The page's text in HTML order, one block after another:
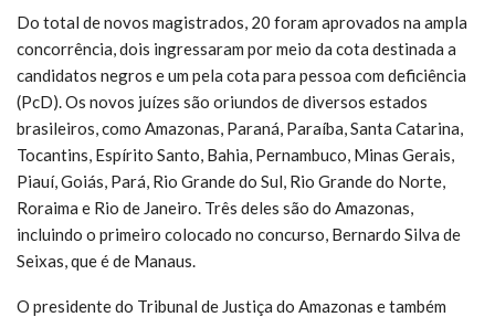
Do total de novos magistrados, 20 foram aprovados na ampla
concorrência, dois ingressaram por meio da cota destinada a
candidatos negros e um pela cota para pessoa com deficiência
(PcD). Os novos juízes são oriundos de diversos estados
brasileiros, como Amazonas, Paraná, Paraíba, Santa Catarina,
Tocantins, Espírito Santo, Bahia, Pernambuco, Minas Gerais,
Piauí, Goiás, Pará, Rio Grande do Sul, Rio Grande do Norte,
Roraima e Rio de Janeiro. Três deles são do Amazonas,
incluindo o primeiro colocado no concurso, Bernardo Silva de
Seixas, que é de Manaus.
O presidente do Tribunal de Justiça do Amazonas e também